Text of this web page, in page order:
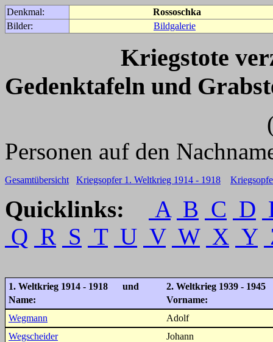
Denkmal:
Rossoschka
Bilder:
Bildgalerie
Kriegstote
Gedenktafeln und
(Für weitere
Personen auf den
Gesamtübersicht Kriegsopfer 1. Weltkrieg 1914 - 1918
Quicklinks: A B C D
Q R S T U V W X Y
1. Weltkrieg 1914 - 1918 und
2. Weltkrieg 1939 - 1945
Name:
Vorname:
Wegmann
Adolf
Wegscheider
Johann